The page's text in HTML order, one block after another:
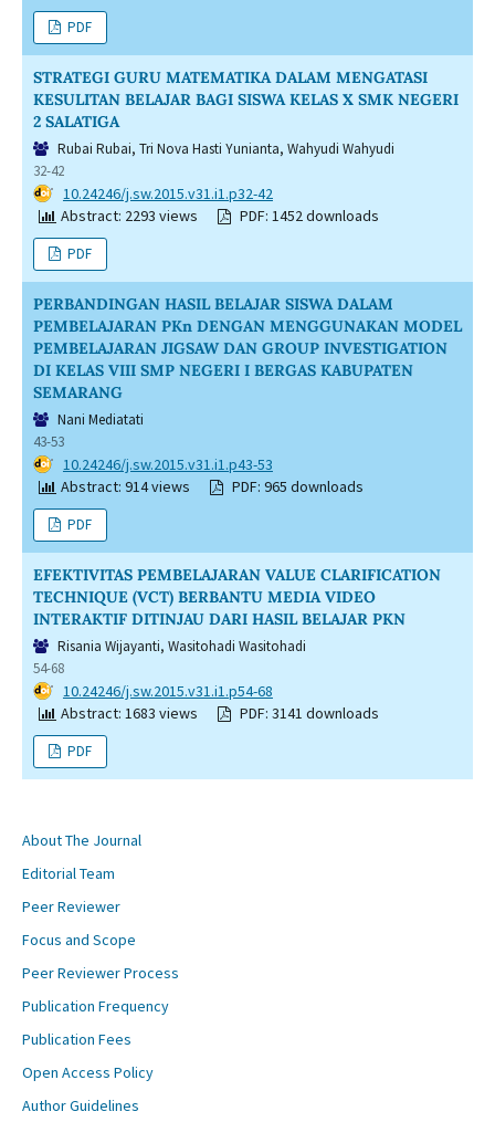
PDF
STRATEGI GURU MATEMATIKA DALAM MENGATASI
KESULITAN BELAJAR BAGI SISWA KELAS X SMK NEGERI
2 SALATIGA
Rubai Rubai, Tri Nova Hasti Yunianta, Wahyudi Wahyudi
32-42
DOI: 10.24246/j.sw.2015.v31.i1.p32-42
Abstract: 2293 views
PDF: 1452 downloads
PDF
PERBANDINGAN HASIL BELAJAR SISWA DALAM
PEMBELAJARAN PKn DENGAN MENGGUNAKAN MODEL
PEMBELAJARAN JIGSAW DAN GROUP INVESTIGATION
DI KELAS VIII SMP NEGERI I BERGAS KABUPATEN
SEMARANG
Nani Mediatati
43-53
DOI: 10.24246/j.sw.2015.v31.i1.p43-53
Abstract: 914 views
PDF: 965 downloads
PDF
EFEKTIVITAS PEMBELAJARAN VALUE CLARIFICATION
TECHNIQUE (VCT) BERBANTU MEDIA VIDEO
INTERAKTIF DITINJAU DARI HASIL BELAJAR PKN
Risania Wijayanti, Wasitohadi Wasitohadi
54-68
DOI: 10.24246/j.sw.2015.v31.i1.p54-68
Abstract: 1683 views
PDF: 3141 downloads
PDF
About The Journal
Editorial Team
Peer Reviewer
Focus and Scope
Peer Reviewer Process
Publication Frequency
Publication Fees
Open Access Policy
Author Guidelines